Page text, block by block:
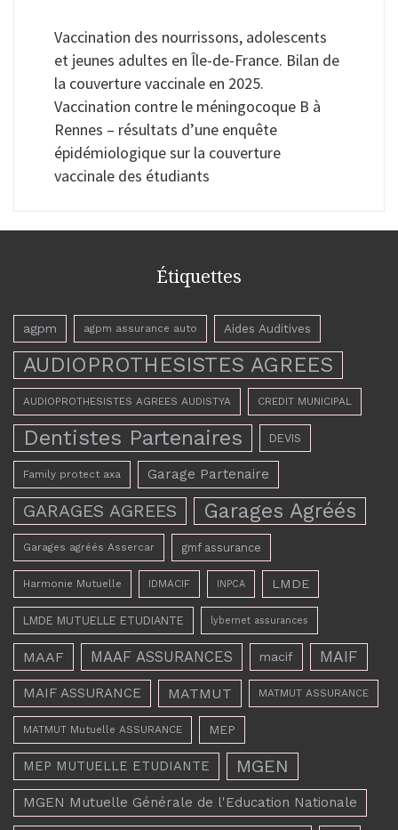
Vaccination des nourrissons, adolescents
et jeunes adultes en Île-de-France. Bilan de
la couverture vaccinale en 2025.
Vaccination contre le méningocoque B à
Rennes – résultats d’une enquête
épidémiologique sur la couverture
vaccinale des étudiants
Étiquettes
agpm agpm assurance auto Aides Auditives
AUDIOPROTHESISTES AGREES
AUDIOPROTHESISTES AGREES AUDISTYA CREDIT MUNICIPAL
Dentistes Partenaires DEVIS
Family protect axa Garage Partenaire
GARAGES AGREES Garages Agréés
Garages agréés Assercar gmf assurance
Harmonie Mutuelle IDMACIF INPCA LMDE
LMDE MUTUELLE ETUDIANTE lybernet assurances
MAAF MAAF ASSURANCES macif MAIF
MAIF ASSURANCE MATMUT MATMUT ASSURANCE
MATMUT Mutuelle ASSURANCE MEP
MEP MUTUELLE ETUDIANTE MGEN
MGEN Mutuelle Générale de l'Education Nationale